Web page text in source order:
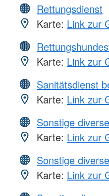
Rettungsdienst
Karte: Link zur
Karte: Link zur
Sanitätsdienst
Karte: Link zur
Sonstige
Karte: Link zur
Sonstige
Karte: Link zur